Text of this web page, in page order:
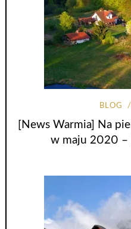
BLOG
[News Warmia] Na
w maju 2020 –